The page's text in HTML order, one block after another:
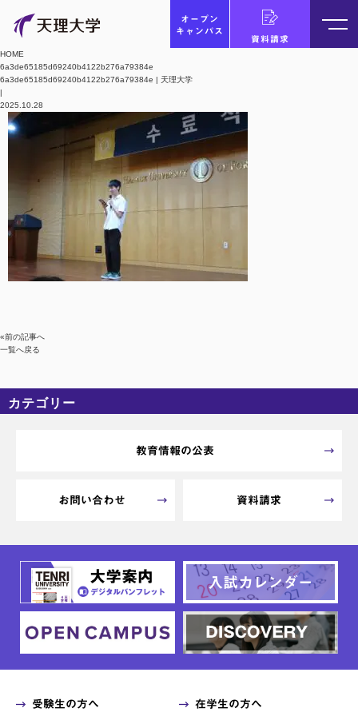
オープン
キャンパス
資料請求
HOME
6a3de65185d69240b4122b276a79384e
6a3de65185d69240b4122b276a79384e | 天理大学
|
2025.10.28
«前の記事へ
一覧へ戻る
カテゴリー
教育情報の公表
お問い合わせ 資料請求
受験生の方へ 在学生の方へ